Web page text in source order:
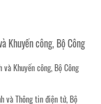
Khuyến công, Bộ Công
Khuyến công, Bộ Công
và Thông tin điện tử, Bộ